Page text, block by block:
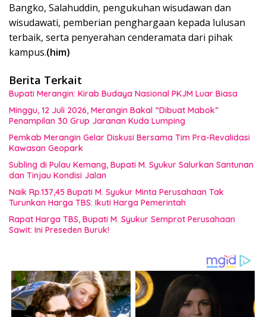
Bangko, Salahuddin, pengukuhan wisudawan dan
wisudawati, pemberian penghargaan kepada lulusan
terbaik, serta penyerahan cenderamata dari pihak
kampus.(him)
Berita Terkait
Bupati Merangin: Kirab Budaya Nasional PKJM Luar Biasa
Minggu, 12 Juli 2026, Merangin Bakal “Dibuat Mabok”
Penampilan 30 Grup Jaranan Kuda Lumping
Pemkab Merangin Gelar Diskusi Bersama Tim Pra-Revalidasi
Kawasan Geopark
Subling di Pulau Kemang, Bupati M. Syukur Salurkan Santunan
dan Tinjau Kondisi Jalan
Naik Rp.137,45 Bupati M. Syukur Minta Perusahaan Tak
Turunkan Harga TBS: Ikuti Harga Pemerintah
Rapat Harga TBS, Bupati M. Syukur Semprot Perusahaan
Sawit: Ini Preseden Buruk!